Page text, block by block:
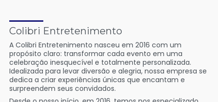
Colibri Entretenimento
A Colibri Entretenimento nasceu em 2016 com um
propósito claro: transformar cada evento em uma
celebração inesquecível e totalmente personalizada.
Idealizada para levar diversão e alegria, nossa empresa se
dedica a criar experiências únicas que encantam e
surpreendem seus convidados.